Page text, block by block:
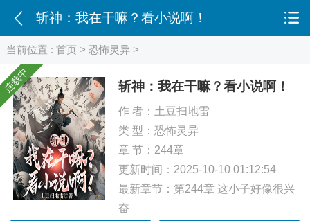
当前位置 :首页 >恐怖灵异 >
连载中 斩神：我在干嘛？看小说啊！
作 者： 土豆扫地雷
类 型： 恐怖灵异
章 节：244章
更新时间：2025-10-10 01:12:54
最新章节： 第244章 这小子好像很兴
奋
斩神：我在干嘛？看小说啊！